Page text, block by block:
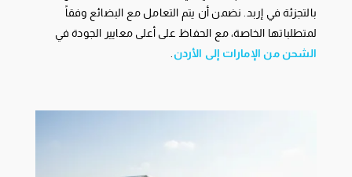
بالتجزئة في إربد. نضمن أن يتم التعامل مع البضائع وفقاً
لمتطلباتها الخاصة، مع الحفاظ على أعلى معايير الجودة في
الشحن من الإمارات إلى الأردن